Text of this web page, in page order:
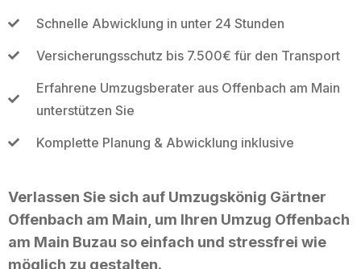
Schnelle Abwicklung in unter 24 Stunden
Versicherungsschutz bis 7.500€ für den Transport
Erfahrene Umzugsberater aus Offenbach am Main
unterstützen Sie
Komplette Planung & Abwicklung inklusive
Verlassen Sie sich auf Umzugskönig Gärtner
Offenbach am Main, um Ihren Umzug Offenbach
am Main Buzau so einfach und stressfrei wie
möglich zu gestalten.